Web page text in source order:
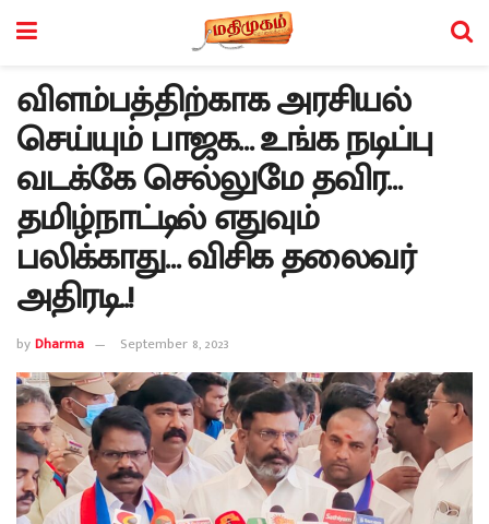
விளம்பத்திற்காக அரசியல்
செய்யும் பாஜக… உங்க நடிப்பு
வடக்கே செல்லுமே தவிர…
தமிழ்நாட்டில் எதுவும்
பலிக்காது… விசிக தலைவர்
அதிரடி..!
byDharma September 8, 2023